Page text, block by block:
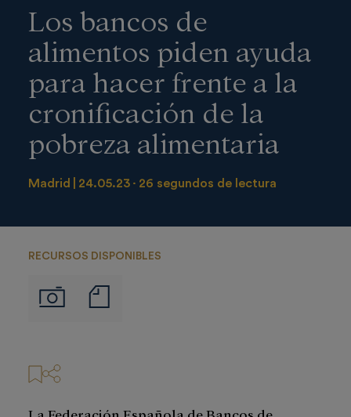
Los bancos de
alimentos piden ayuda
para hacer frente a la
cronificación de la
pobreza alimentaria
Madrid 24.05.23 26 segundos de lectura
RECURSOS DISPONIBLES
Imágenes
de